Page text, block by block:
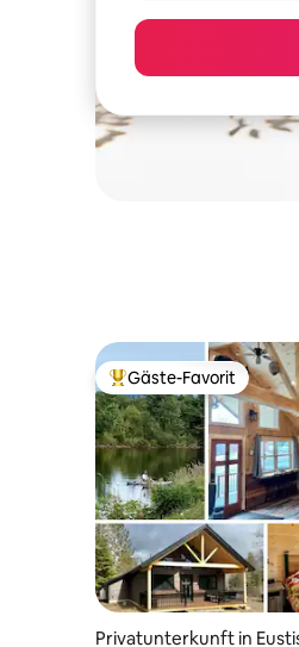
Beliebter Gäste-Favorit.
Gäste-Favorit
Privatunterkunft in